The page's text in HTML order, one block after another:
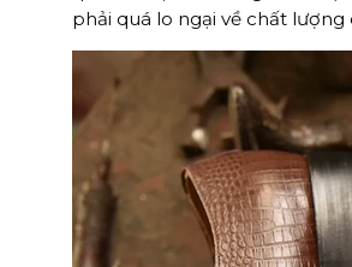
phải quá lo ngại về chất lượng